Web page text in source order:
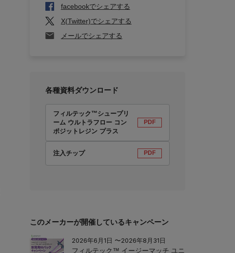
facebookでシェアする
X(Twitter)でシェアする
メールでシェアする
各種資料ダウンロード
フィルテック™シュープリ
ーム ウルトラフロー コン
ポジットレジン プラス
PDF
注入チップ PDF
このメーカーが開催しているキャンペーン
2026年6月1日 〜2026年8月31日
フィルテック™ イージーマッチ ユニ